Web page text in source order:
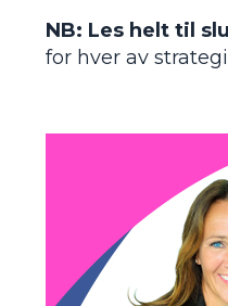
NB: Les helt til
for hver av